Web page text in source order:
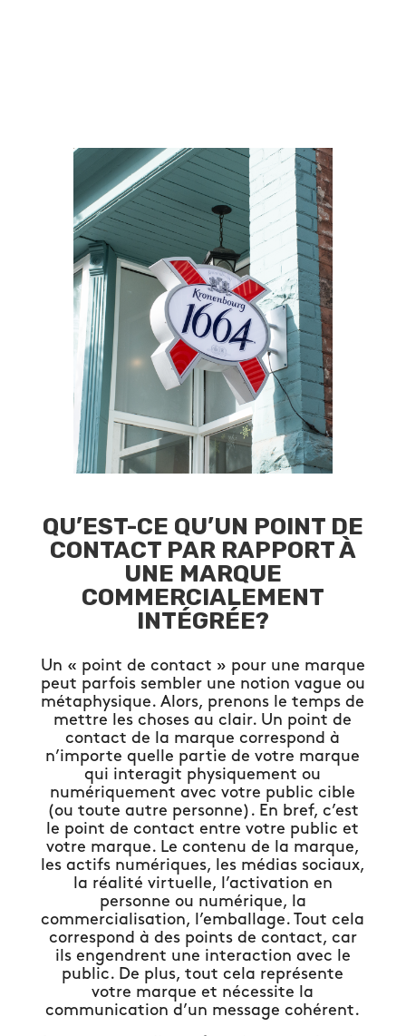
QU’EST-CE QU’UN POINT DE
CONTACT PAR RAPPORT À
UNE MARQUE
COMMERCIALEMENT
INTÉGRÉE?
Un « point de contact » pour une marque
peut parfois sembler une notion vague ou
métaphysique. Alors, prenons le temps de
mettre les choses au clair. Un point de
contact de la marque correspond à
n’importe quelle partie de votre marque
qui interagit physiquement ou
numériquement avec votre public cible
(ou toute autre personne). En bref, c’est
le point de contact entre votre public et
votre marque. Le contenu de la marque,
les actifs numériques, les médias sociaux,
la réalité virtuelle, l’activation en
personne ou numérique, la
commercialisation, l’emballage. Tout cela
correspond à des points de contact, car
ils engendrent une interaction avec le
public. De plus, tout cela représente
votre marque et nécessite la
communication d’un message cohérent.